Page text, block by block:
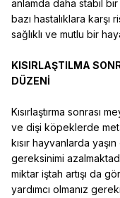
anlamda daha stabil
bazı hastalıklara karşı
sağlıklı ve mutlu bir
KISIRLAŞTILMA
DÜZENİ
Kısırlaştırma sonrası
ve dişi köpeklerde
kısır hayvanlarda
gereksinimi
miktar iştah artışı da
yardımcı olmanız